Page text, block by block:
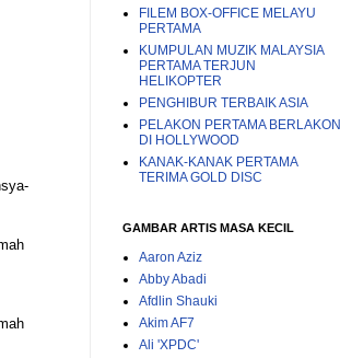
FILEM BOX-OFFICE MELAYU
PERTAMA
KUMPULAN MUZIK MALAYSIA
PERTAMA TERJUN
HELIKOPTER
PENGHIBUR TERBAIK ASIA
PELAKON PERTAMA BERLAKON
DI HOLLYWOOD
KANAK-KANAK PERTAMA
TERIMA GOLD DISC
GAMBAR ARTIS MASA KECIL
Aaron Aziz
Abby Abadi
Afdlin Shauki
Akim AF7
Ali 'XPDC'